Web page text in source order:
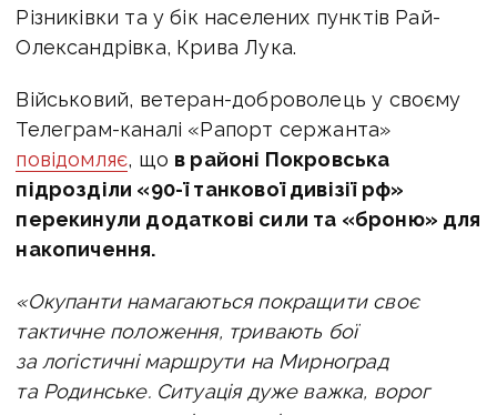
Різниківки та у бік населених пунктів Рай-
Олександрівка, Крива Лука.
Військовий, ветеран-доброволець у своєму
Телеграм-каналі «Рапорт сержанта»
повідомляє, що в районі Покровська
підрозділи «90-ї танкової дивізії рф»
перекинули додаткові сили та «броню» для
накопичення.
«Окупанти намагаються покращити своє
тактичне положення, тривають бої
за логістичні маршрути на Мирноград
та Родинське. Ситуація дуже важка, ворог